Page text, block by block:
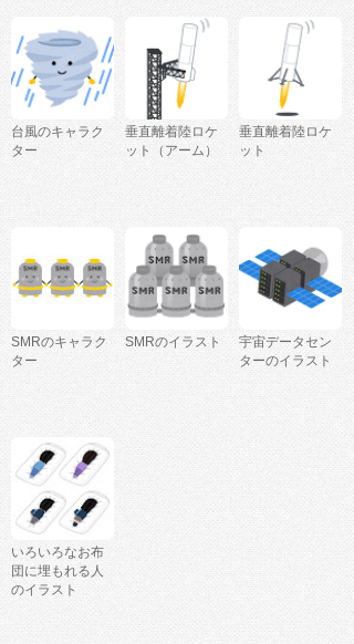
台風のキャラク
ター
垂直離着陸ロケ
ット（アーム）
垂直離着陸ロケ
ット
SMRのキャラク
ター
SMRのイラスト
宇宙データセン
ターのイラスト
いろいろなお布
団に埋もれる人
のイラスト